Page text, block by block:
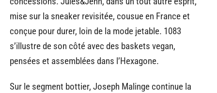
mise sur la sneaker revisitée, cousue en France et
conçue pour durer, loin de la mode jetable. 1083
s’illustre de son côté avec des baskets vegan,
pensées et assemblées dans l’Hexagone.
Sur le segment bottier, Joseph Malinge continue la